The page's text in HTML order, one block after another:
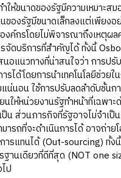
ให้ขนาดของรัฐมีความเหมาะสม
ของรัฐมีขนาดเล็กลงแต่เพียงอ
งค์กรโดยไม่พิจารณาถึงเหตุผล
จัดบริการที่สำคัญได้ ทั้งนี้
อแนวทางที่น่าสนใจว่า การปรั
รได้โดยการนำเทคโนโลยีช่วยใ
น่นอน ใช้การปรับลดลำดับชั้น
นให้หน่วยงานรัฐทำหน้าที่เฉพา
ป็น ส่วนภารกิจที่รัฐอาจไม่จำเป็
ารถที่จะดำเนินการได้ อาจถ่าย
ารแทนได้ (Out-sourcing) ทั้ง
ฐานเดียวที่ดีที่สุด (NOT one
ป